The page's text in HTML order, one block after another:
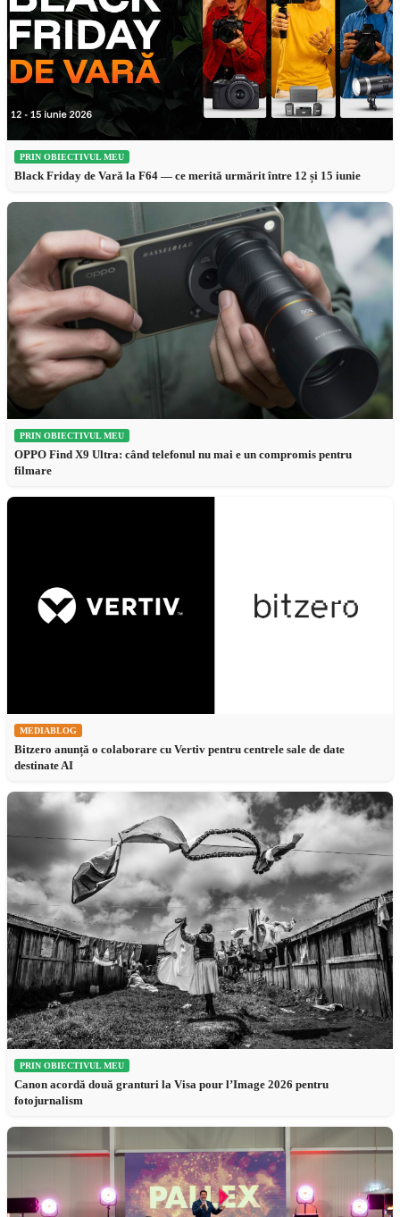
PRIN OBIECTIVUL MEU
Black Friday de Vară la F64 — ce merită urmărit între 12 și 15 iunie
PRIN OBIECTIVUL MEU
OPPO Find X9 Ultra: când telefonul nu mai e un compromis pentru
filmare
MEDIABLOG
Bitzero anunță o colaborare cu Vertiv pentru centrele sale de date
destinate AI
PRIN OBIECTIVUL MEU
Canon acordă două granturi la Visa pour l’Image 2026 pentru
fotojurnalism